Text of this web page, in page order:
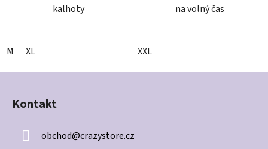
kalhoty
M XL
na volný čas
XXL
Z
Kontakt
obchod@crazystore.cz